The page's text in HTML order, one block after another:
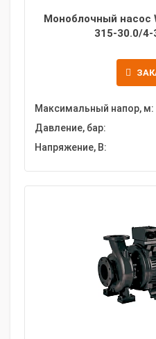
Моноблочный насос
315-30.0/4-
Максимальный напор, м:
Давление, бар:
Напряжение, В: